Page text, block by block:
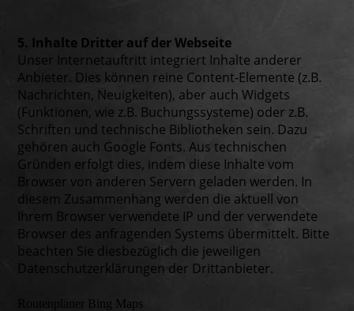
5. Inhalte Dritter auf der Webseite
Unser Internetauftritt integriert Inhalte anderer
Anbieter. Dies können reine Content-Elemente (z.B.
Nachrichten, Neuigkeiten), aber auch Widgets
(Funktionen, wie z.B. Buchungssysteme) oder z.B.
Schriften und technische Bibliotheken sein. Dazu
gehören auch Google Fonts. Aus technischen
Gründen erfolgt dies, indem diese Inhalte vom
Browser von anderen Servern geladen werden. In
diesem Zusammenhang werden die aktuell von
Ihrem Browser verwendete IP und der verwendete
Browser des anfragenden Systems übermittelt. Bitte
beachten Sie diesbezüglich die jeweiligen
Datenschutzerklärungen der Drittanbieter.
Routenplaner Bing Maps